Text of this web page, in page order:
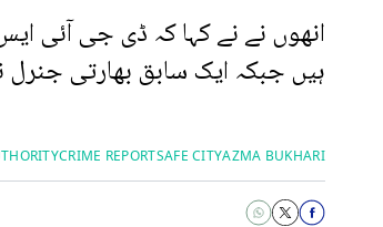
انھوں نے نے کہا کہ ڈی جی آئی
ہیں جبکہ ایک سابق بھارتی جنرل
AZMA BUKHARI
SAFE CITY
CRIME REPORT